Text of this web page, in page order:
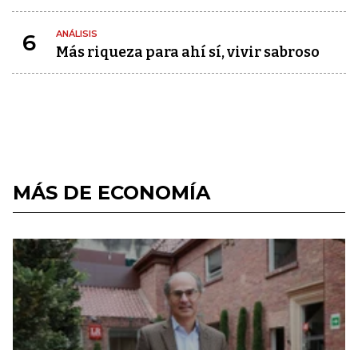
6 ANÁLISIS
Más riqueza para ahí sí, vivir sabroso
MÁS DE ECONOMÍA